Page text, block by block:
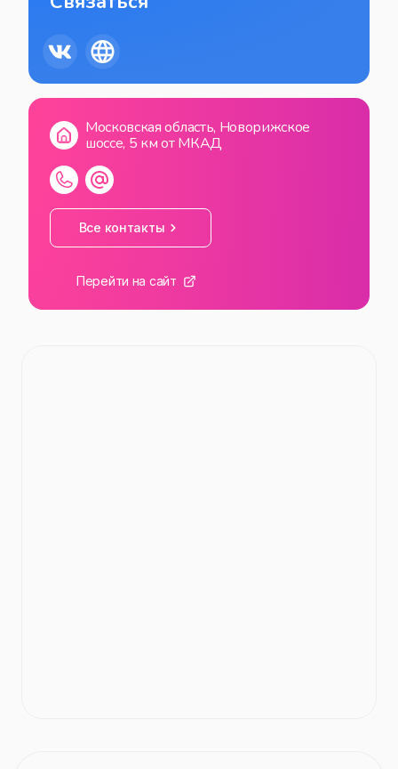
Московская область, Новорижское
шоссе, 5 км от МКАД
Все контакты
Перейти на сайт